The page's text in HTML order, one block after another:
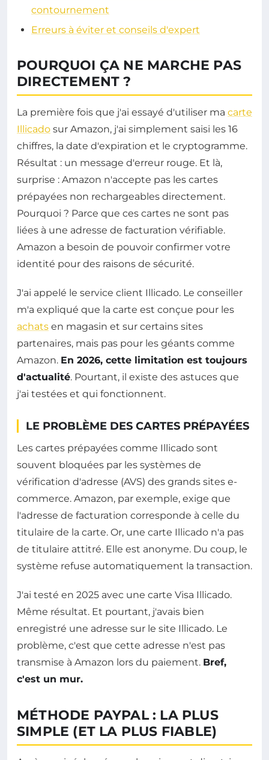
contournement
Erreurs à éviter et conseils d'expert
POURQUOI ÇA NE MARCHE PAS
DIRECTEMENT ?
La première fois que j'ai essayé d'utiliser ma carte
Illicado sur Amazon, j'ai simplement saisi les 16
chiffres, la date d'expiration et le cryptogramme.
Résultat : un message d'erreur rouge. Et là,
surprise : Amazon n'accepte pas les cartes
prépayées non rechargeables directement.
Pourquoi ? Parce que ces cartes ne sont pas
liées à une adresse de facturation vérifiable.
Amazon a besoin de pouvoir confirmer votre
identité pour des raisons de sécurité.
J'ai appelé le service client Illicado. Le conseiller
m'a expliqué que la carte est conçue pour les
achats en magasin et sur certains sites
partenaires, mais pas pour les géants comme
Amazon. En 2026, cette limitation est toujours
d'actualité. Pourtant, il existe des astuces que
j'ai testées et qui fonctionnent.
LE PROBLÈME DES CARTES PRÉPAYÉES
Les cartes prépayées comme Illicado sont
souvent bloquées par les systèmes de
vérification d'adresse (AVS) des grands sites e-
commerce. Amazon, par exemple, exige que
l'adresse de facturation corresponde à celle du
titulaire de la carte. Or, une carte Illicado n'a pas
de titulaire attitré. Elle est anonyme. Du coup, le
système refuse automatiquement la transaction.
J'ai testé en 2025 avec une carte Visa Illicado.
Même résultat. Et pourtant, j'avais bien
enregistré une adresse sur le site Illicado. Le
problème, c'est que cette adresse n'est pas
transmise à Amazon lors du paiement. Bref,
c'est un mur.
MÉTHODE PAYPAL : LA PLUS
SIMPLE (ET LA PLUS FIABLE)